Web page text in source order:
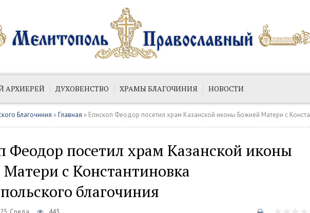
АРХИЕРЕЙ ДУХОВЕНСТВО ХРАМЫ БЛАГОЧИНИЯ НОВОСТИ
ПУБЛИКАЦИИ
Благочиния »Главная » Епископ Феодор посетил храм Казанской иконы Божией Матери с Константиновка Мелитопольского благочиния
Феодор посетил храм Казанской иконы
с Константиновка
благочиния